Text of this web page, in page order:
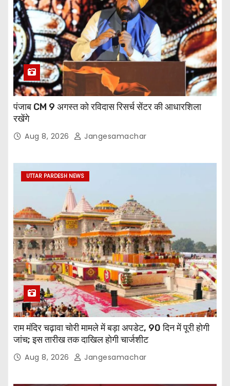
पंजाब CM 9 अगस्त को रविदास रिसर्च सेंटर की आधारशिला
रखेंगे
Aug 8, 2026 Jangesamachar
UTTAR PARDESH NEWS
राम मंदिर चढ़ावा चोरी मामले में बड़ा अपडेट, 90 दिन में पूरी होगी
जांच; इस तारीख तक दाखिल होगी चार्जशीट
Aug 8, 2026 Jangesamachar